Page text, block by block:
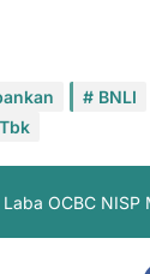
BNLI
OCBC NISP